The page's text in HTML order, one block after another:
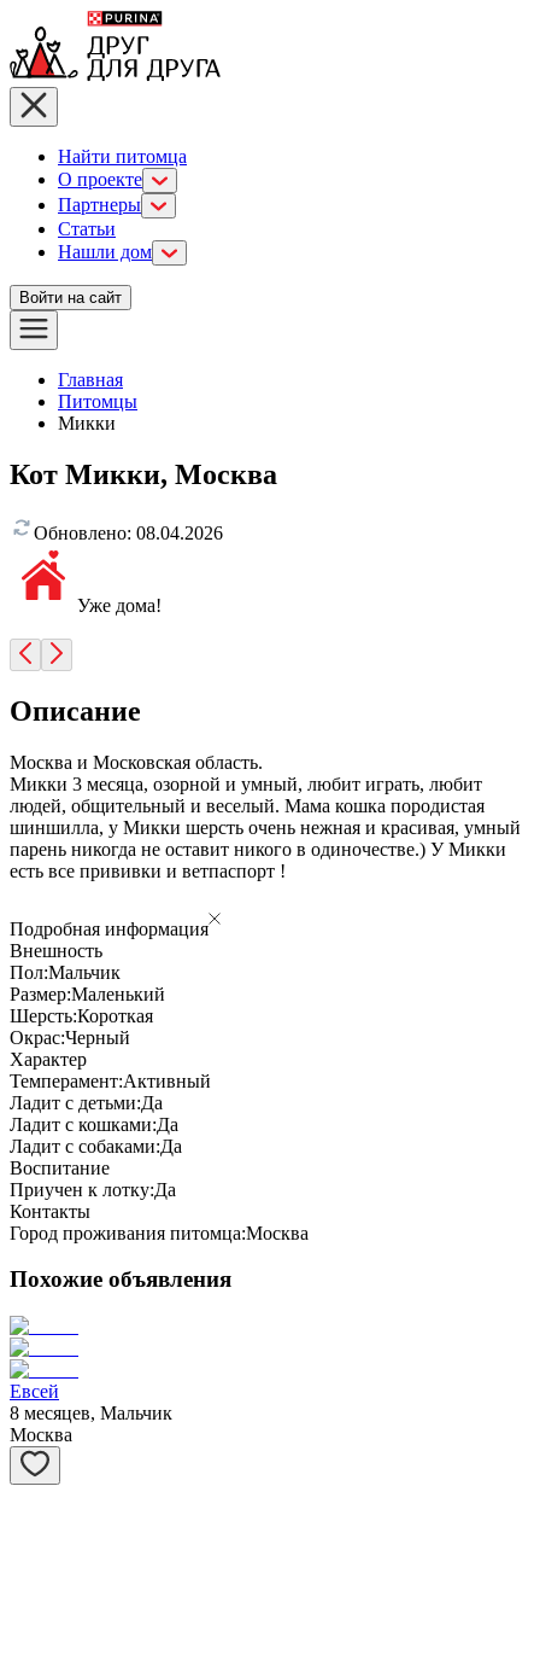
Найти питомца
О проекте
Партнеры
Статьи
Нашли дом
Войти на сайт
Главная
Питомцы
Микки
Кот Микки, Москва
Обновлено: 08.04.2026
Уже дома!
Описание
Москва и Московская область.
Микки 3 месяца, озорной и умный, любит играть, любит
людей, общительный и веселый. Мама кошка породистая
шиншилла, у Микки шерсть очень нежная и красивая, умный
парень никогда не оставит никого в одиночестве.) У Микки
есть все прививки и ветпаспорт !
Подробная информация
Внешность
Пол:Мальчик
Размер:Маленький
Шерсть:Короткая
Окрас:Черный
Характер
Темперамент:Активный
Ладит с детьми:Да
Ладит с кошками:Да
Ладит с собаками:Да
Воспитание
Приучен к лотку:Да
Контакты
Город проживания питомца:Москва
Похожие объявления
Евсей
8 месяцев, Мальчик
Москва